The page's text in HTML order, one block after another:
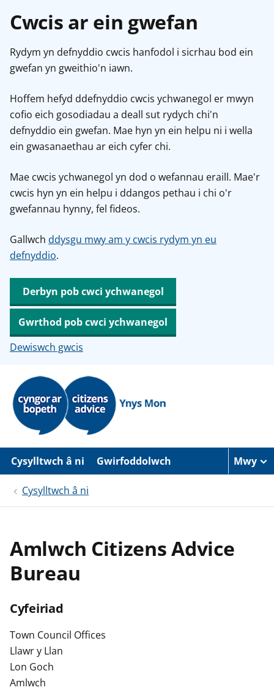
Cwcis ar ein gwefan
Rydym yn defnyddio cwcis hanfodol i sicrhau bod ein
gwefan yn gweithio'n iawn.
Hoffem hefyd ddefnyddio cwcis ychwanegol er mwyn
cofio eich gosodiadau a deall sut rydych chi'n
defnyddio ein gwefan. Mae hyn yn ein helpu ni i wella
ein gwasanaethau ar eich cyfer chi.
Mae cwcis ychwanegol yn dod o wefannau eraill. Mae'r
cwcis hyn yn ein helpu i ddangos pethau i chi o'r
gwefannau hynny, fel fideos.
Gallwch ddysgu mwy am y cwcis rydym yn eu
defnyddio.
Derbyn pob cwci ychwanegol
Gwrthod pob cwci ychwanegol
Dewiswch gwcis
i
p
n
w
Cysylltwch â ni Gwirfoddolwch Mwy
Cysylltwch â ni
Amlwch Citizens Advice
Bureau
Cyfeiriad
Town Council Offices
Llawr y Llan
Lon Goch
Amlwch